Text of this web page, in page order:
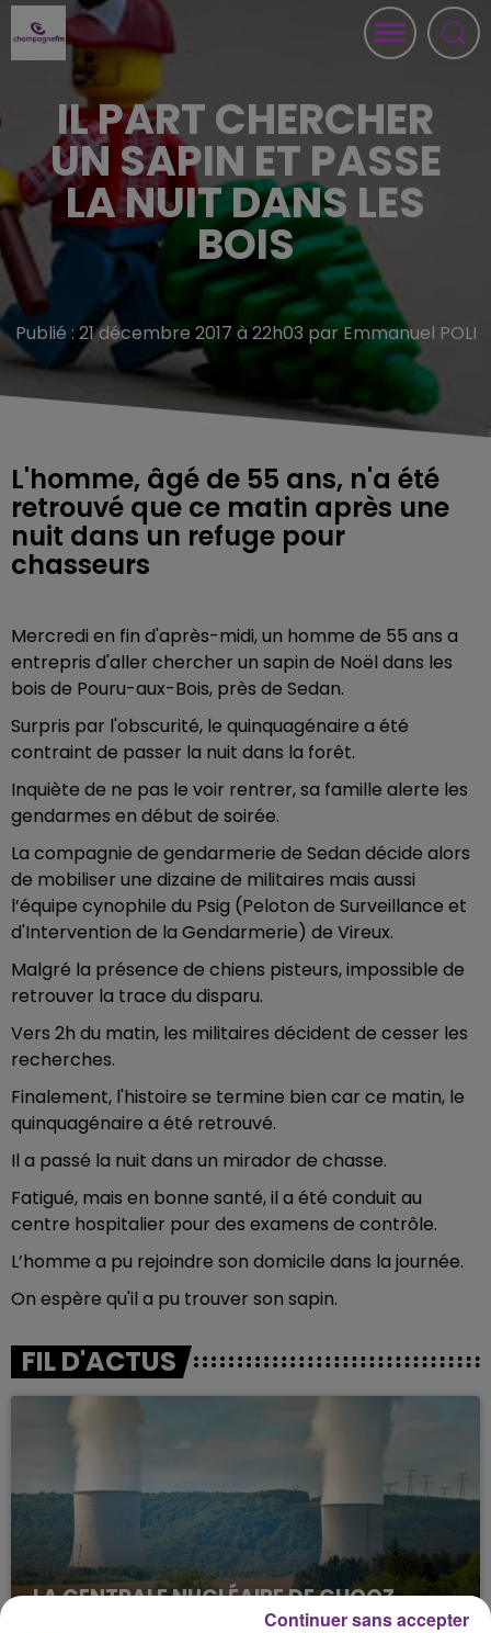
IL PART CHERCHER
UN SAPIN ET PASSE
LA NUIT DANS LES
BOIS
Publié : 21 décembre 2017 à 22h03 par Emmanuel POLI
L'homme, âgé de 55 ans, n'a été
retrouvé que ce matin après une
nuit dans un refuge pour
chasseurs
Mercredi en fin d'après-midi, un homme de 55 ans a
entrepris d'aller chercher un sapin de Noël dans les
bois de Pouru-aux-Bois, près de Sedan.
Surpris par l'obscurité, le quinquagénaire a été
contraint de passer la nuit dans la forêt.
Inquiète de ne pas le voir rentrer, sa famille alerte les
gendarmes en début de soirée.
La compagnie de gendarmerie de Sedan décide alors
de mobiliser une dizaine de militaires mais aussi
l’équipe cynophile du Psig (Peloton de Surveillance et
d'Intervention de la Gendarmerie) de Vireux.
Malgré la présence de chiens pisteurs, impossible de
retrouver la trace du disparu.
Vers 2h du matin, les militaires décident de cesser les
recherches.
Finalement, l'histoire se termine bien car ce matin, le
quinquagénaire a été retrouvé.
Il a passé la nuit dans un mirador de chasse.
Fatigué, mais en bonne santé, il a été conduit au
centre hospitalier pour des examens de contrôle.
L’homme a pu rejoindre son domicile dans la journée.
On espère qu'il a pu trouver son sapin.
FIL D'ACTUS
LA CENTRALE NUCLÉAIRE DE CHOOZ
Continuer sans accepter